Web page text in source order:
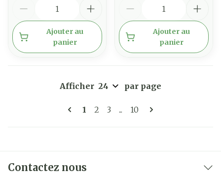
Ajouter au
panier
Ajouter au
panier
Pages
Vous lisez actuellement la page
1 Page
2 Page
3 ... Page
10
Afficher par page
Contactez nous